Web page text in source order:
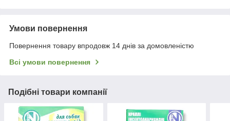
Умови повернення
Повернення товару впродовж 14 днів за домовленістю
Всі умови повернення
Подібні товари компанії